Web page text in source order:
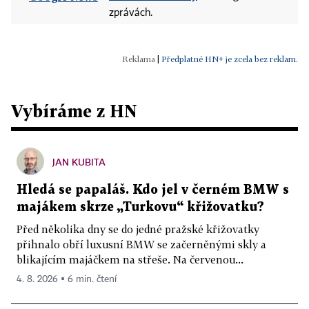
zprávách.
Předplatné HN+ je zcela bez reklam.
Vybíráme z HN
JAN KUBITA
Hledá se papaláš. Kdo jel v černém BMW s
majákem skrze „Turkovu“ křižovatku?
Před několika dny se do jedné pražské křižovatky
přihnalo obří luxusní BMW se začerněnými skly a
blikajícím majáčkem na střeše. Na červenou...
4. 8. 2026 ▪ 6 min. čtení